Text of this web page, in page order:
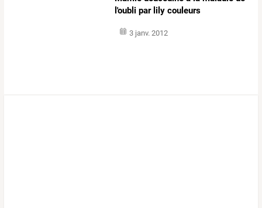
l'oubli par lily couleurs
3 janv. 2012